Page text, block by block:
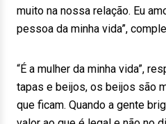
muito na nossa relação. Eu
pessoa da minha vida”,
“É a mulher da minha vida”,
tapas e beijos, os beijos são
que ficam. Quando a gente